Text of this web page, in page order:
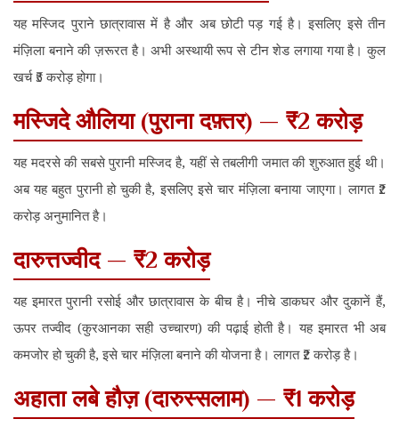
यह मस्जिद पुराने छात्रावास में है और अब छोटी पड़ गई है। इसलिए इसे तीन
मंज़िला बनाने की ज़रूरत है। अभी अस्थायी रूप से टीन शेड लगाया गया है। कुल
खर्च ₹5 करोड़ होगा।
मस्जिदे औलिया (पुराना दफ़्तर) — ₹2 करोड़
यह मदरसे की सबसे पुरानी मस्जिद है, यहीं से तबलीगी जमात की शुरुआत हुई थी।
अब यह बहुत पुरानी हो चुकी है, इसलिए इसे चार मंज़िला बनाया जाएगा। लागत ₹2
करोड़ अनुमानित है।
दारुत्तज्वीद — ₹2 करोड़
यह इमारत पुरानी रसोई और छात्रावास के बीच है। नीचे डाकघर और दुकानें हैं,
ऊपर तज्वीद (कुरआनका सही उच्चारण) की पढ़ाई होती है। यह इमारत भी अब
कमजोर हो चुकी है, इसे चार मंज़िला बनाने की योजना है। लागत ₹2 करोड़ है।
अहाता लबे हौज़ (दारुस्सलाम) — ₹1 करोड़